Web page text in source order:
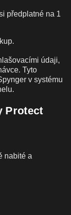
předplatné na 1
údaji,
Tyto
v systému
Protect
nabité a